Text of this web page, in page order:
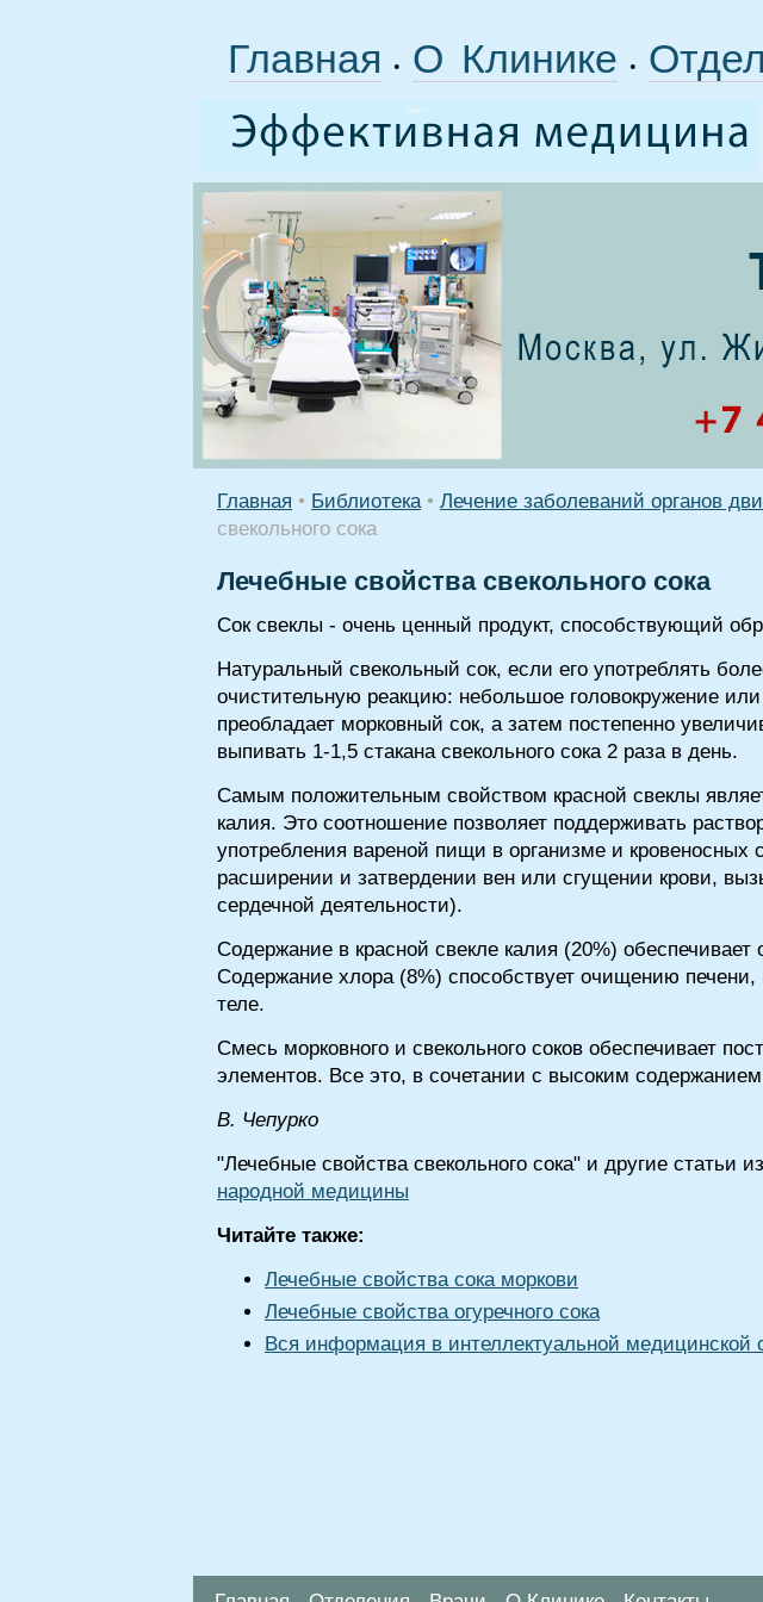
Главная • О Клинике •
Главная • Библиотека • Лечение заболеваний органов
свекольного сока
Лечебные свойства свекольного сока
Сок свеклы - очень ценный продукт, способствующий
Натуральный свекольный сок, если его употреблять
очистительную реакцию: небольшое головокружение
преобладает морковный сок, а затем постепенно
выпивать 1-1,5 стакана свекольного сока 2 раза в день.
Самым положительным свойством красной свеклы
калия. Это соотношение позволяет поддерживать
употребления вареной пищи в организме и кровеносных
расширении и затвердении вен или сгущении крови,
сердечной деятельности).
Содержание в красной свекле калия (20%)
Содержание хлора (8%) способствует очищению
теле.
Смесь морковного и свекольного соков обеспечивает
элементов. Все это, в сочетании с высоким
B. Чепурко
"Лечебные свойства свекольного сока" и другие статьи
народной медицины
Читайте также:
Лечебные свойства сока моркови
Лечебные свойства огуречного сока
Вся информация в интеллектуальной медицинской